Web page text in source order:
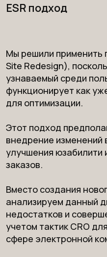
ESR подход
Мы решили применить
Site Redesign),
узнаваемый среди
функционирует как
для оптимизации.
Этот подход
внедрение изменений
улучшения юзабилити
заказов.
Вместо создания
анализируем данный
недостатков и
учетом тактик CRO
сфере электронной